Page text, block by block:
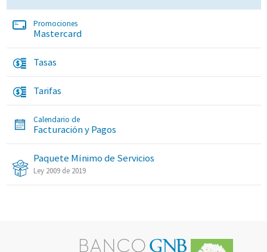
Promociones
Mastercard
Tasas
Tarifas
Calendario de
Facturación y Pagos
Paquete Mínimo de Servicios
Ley 2009 de 2019